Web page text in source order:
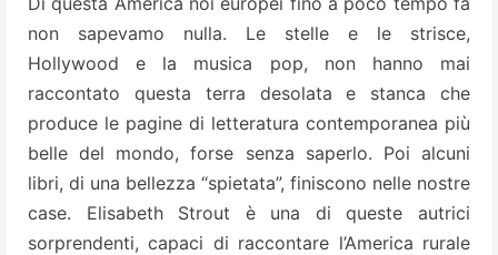
non sapevamo nulla. Le stelle e le strisce,
Hollywood e la musica pop, non hanno mai
raccontato questa terra desolata e stanca che
produce le pagine di letteratura contemporanea più
belle del mondo, forse senza saperlo. Poi alcuni
libri, di una bellezza “spietata”, finiscono nelle nostre
case. Elisabeth Strout è una di queste autrici
sorprendenti, capaci di raccontare l’America rurale